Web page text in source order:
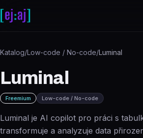
Katalog/Low-code / No-code/Luminal
Luminal
Freemium Low-code / No-code
Luminal je AI copilot pro práci s
transformuje a analyzuje data